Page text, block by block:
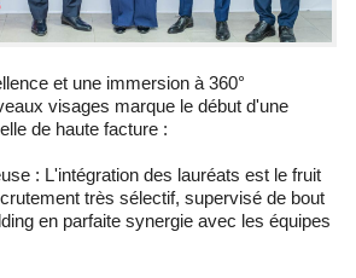
et une immersion à 360°
visages marque le début d'une
de haute facture :
: L'intégration des lauréats est le fruit
très sélectif, supervisé de bout
en parfaite synergie avec les équipes